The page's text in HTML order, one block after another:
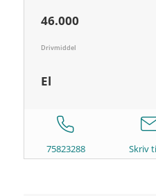
46.000
Drivmiddel
El
75823288 Skriv